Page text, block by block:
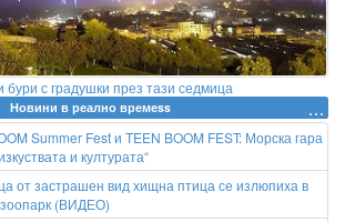
с градушки през тази седмица
Новини в реално времеss
Summer Fest и TEEN BOOM FEST: Морска гара
и културата“
от застрашен вид хищна птица се излюпиха в
(ВИДЕО)